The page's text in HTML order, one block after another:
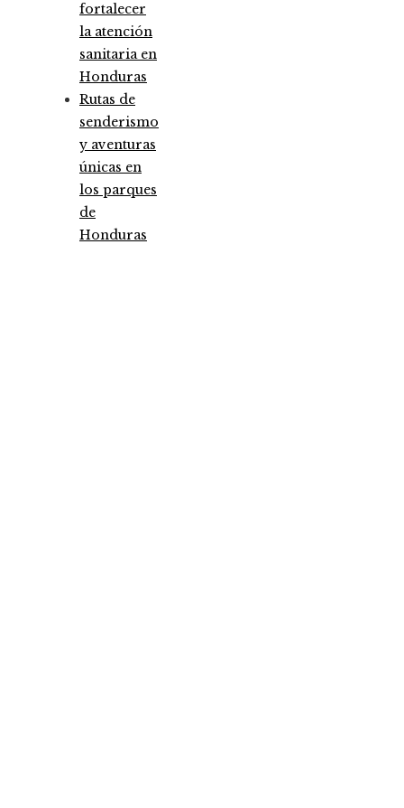
fortalecer
la atención
sanitaria en
Honduras
Rutas de
senderismo
y aventuras
únicas en
los parques
de
Honduras